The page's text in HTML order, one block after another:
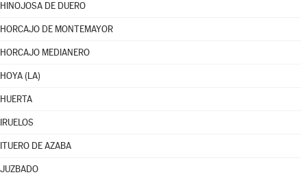
HINOJOSA DE DUERO
HORCAJO DE MONTEMAYOR
HORCAJO MEDIANERO
HOYA (LA)
HUERTA
IRUELOS
ITUERO DE AZABA
JUZBADO